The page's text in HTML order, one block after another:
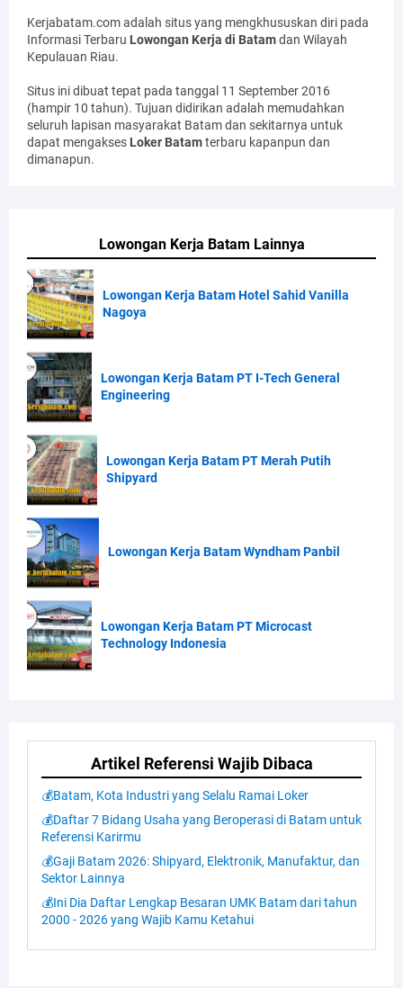
Kerjabatam.com adalah situs yang mengkhususkan diri pada
Informasi Terbaru Lowongan Kerja di Batamdan Wilayah
Kepulauan Riau.
Situs ini dibuat tepat pada tanggal 11 September 2016
(hampir 10 tahun). Tujuan didirikan adalah memudahkan
seluruh lapisan masyarakat Batam dan sekitarnya untuk
dapat mengakses Loker Batamterbaru kapanpun dan
dimanapun.
Lowongan Kerja Batam Lainnya
Lowongan Kerja Batam Hotel Sahid Vanilla
Nagoya
Lowongan Kerja Batam PT I-Tech General
Engineering
Lowongan Kerja Batam PT Merah Putih
Shipyard
Lowongan Kerja Batam Wyndham Panbil
Lowongan Kerja Batam PT Microcast
Technology Indonesia
Artikel Referensi Wajib Dibaca
💰Batam, Kota Industri yang Selalu Ramai Loker
💰Daftar 7 Bidang Usaha yang Beroperasi di Batam untuk
Referensi Karirmu
💰Gaji Batam 2026: Shipyard, Elektronik, Manufaktur, dan
Sektor Lainnya
💰Ini Dia Daftar Lengkap Besaran UMK Batam dari tahun
2000 - 2026 yang Wajib Kamu Ketahui